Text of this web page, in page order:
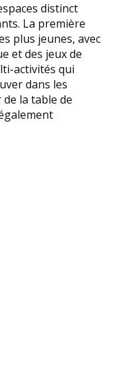
distinct
La première
plus jeunes, avec
et des jeux de
activités qui
dans les
la table de